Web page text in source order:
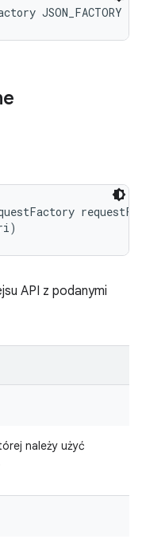
JSON_FACTORY
API z podanymi
należy użyć